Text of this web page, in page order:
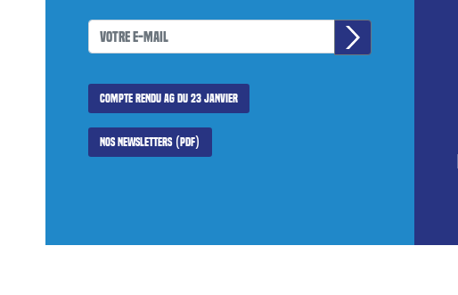
Compte rendu AG du 23 janvier
Nos newsletters (PDF)